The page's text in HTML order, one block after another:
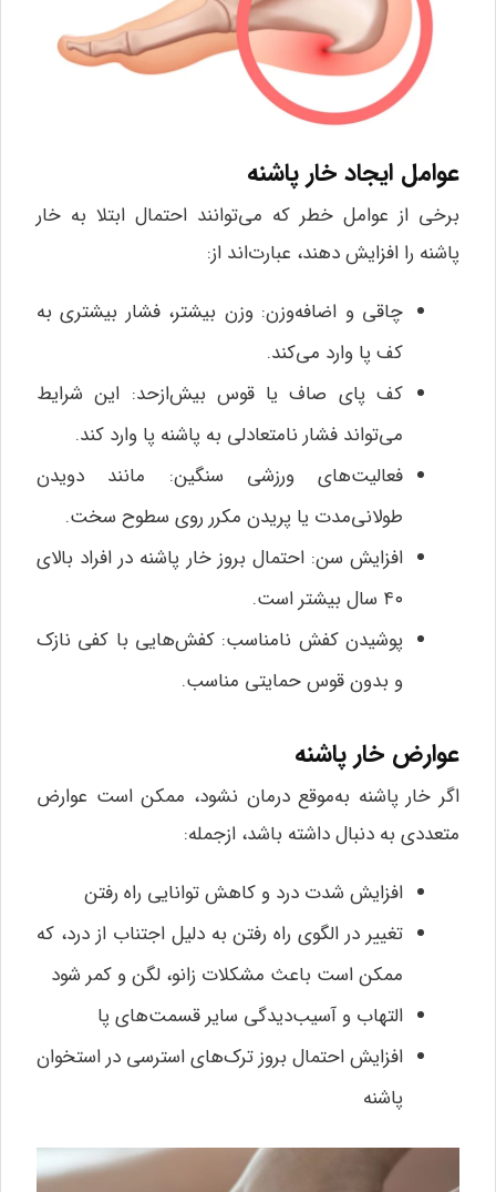
عوامل ایجاد خار پاشنه
برخی از عوامل خطر که می‌توانند احتمال ابتلا به خار
پاشنه را افزایش دهند، عبارت‌اند از:
چاقی و اضافه‌وزن: وزن بیشتر، فشار بیشتری به
کف پا وارد می‌کند.
کف پای صاف یا قوس بیش‌ازحد: این شرایط
می‌تواند فشار نامتعادلی به پاشنه پا وارد کند.
فعالیت‌های ورزشی سنگین: مانند دویدن
طولانی‌مدت یا پریدن مکرر روی سطوح سخت.
افزایش سن: احتمال بروز خار پاشنه در افراد بالای
۴۰ سال بیشتر است.
پوشیدن کفش نامناسب: کفش‌هایی با کفی نازک
و بدون قوس حمایتی مناسب.
عوارض خار پاشنه
اگر خار پاشنه به‌موقع درمان نشود، ممکن است عوارض
متعددی به دنبال داشته باشد، ازجمله:
افزایش شدت درد و کاهش توانایی راه رفتن
تغییر در الگوی راه رفتن به دلیل اجتناب از درد، که
ممکن است باعث مشکلات زانو، لگن و کمر شود
التهاب و آسیب‌دیدگی سایر قسمت‌های پا
افزایش احتمال بروز ترک‌های استرسی در استخوان
پاشنه